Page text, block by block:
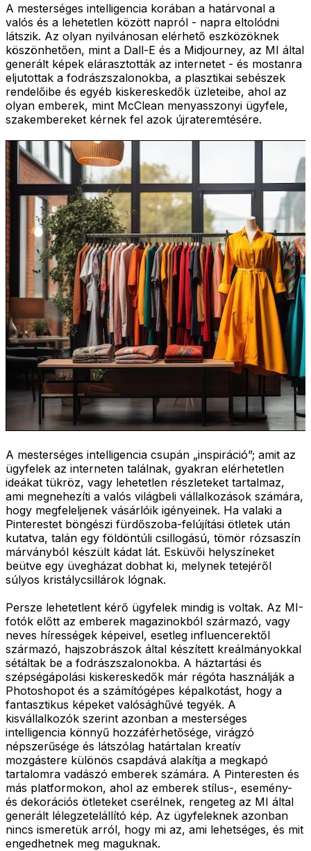
A mesterséges intelligencia korában a határvonal a
valós és a lehetetlen között napról - napra eltolódni
látszik. Az olyan nyilvánosan elérhető eszközöknek
köszönhetően, mint a Dall-E és a Midjourney, az MI által
generált képek elárasztották az internetet - és mostanra
eljutottak a fodrászszalonokba, a plasztikai sebészek
rendelőibe és egyéb kiskereskedők üzleteibe, ahol az
olyan emberek, mint McClean menyasszonyi ügyfele,
szakembereket kérnek fel azok újrateremtésére.
A mesterséges intelligencia csupán „inspiráció”; amit az
ügyfelek az interneten találnak, gyakran elérhetetlen
ideákat tükröz, vagy lehetetlen részleteket tartalmaz,
ami megnehezíti a valós világbeli vállalkozások számára,
hogy megfeleljenek vásárlóik igényeinek. Ha valaki a
Pinterestet böngészi fürdőszoba-felújítási ötletek után
kutatva, talán egy földöntúli csillogású, tömör rózsaszín
márványból készült kádat lát. Esküvői helyszíneket
beütve egy üvegházat dobhat ki, melynek tetejéről
súlyos kristálycsillárok lógnak.
Persze lehetetlent kérő ügyfelek mindig is voltak. Az MI-
fotók előtt az emberek magazinokból származó, vagy
neves hírességek képeivel, esetleg influencerektől
származó, hajszobrászok által készített kreálmányokkal
sétáltak be a fodrászszalonokba. A háztartási és
szépségápolási kiskereskedők már régóta használják a
Photoshopot és a számítógépes képalkotást, hogy a
fantasztikus képeket valósághűvé tegyék. A
kisvállalkozók szerint azonban a mesterséges
intelligencia könnyű hozzáférhetősége, virágzó
népszerűsége és látszólag határtalan kreatív
mozgástere különös csapdává alakítja a megkapó
tartalomra vadászó emberek számára. A Pinteresten és
más platformokon, ahol az emberek stílus-, esemény-
és dekorációs ötleteket cserélnek, rengeteg az MI által
generált lélegzetelállító kép. Az ügyfeleknek azonban
nincs ismeretük arról, hogy mi az, ami lehetséges, és mit
engedhetnek meg maguknak.